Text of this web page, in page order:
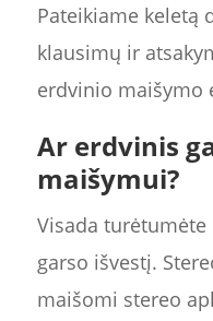
Pateikiame keletą
klausimų ir
erdvinio maišymo
Ar erdvinis
maišymui?
Visada
garso išvestį.
maišomi stereo